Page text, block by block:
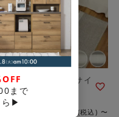
ド ラグ（選べる3サイ
税込 〜
まで
ら▶